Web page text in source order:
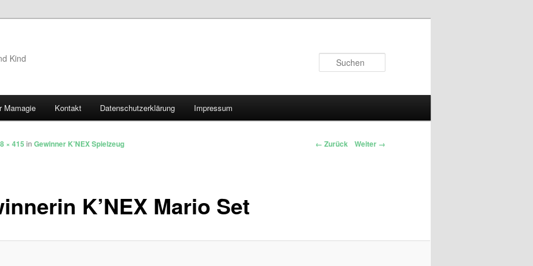
Kind
Mamagie Kontakt Datenschutzerklärung Impressum
← Zurück Weiter →
K’NEX Mario Set
× 415 in Gewinner K’NEX Spielzeug